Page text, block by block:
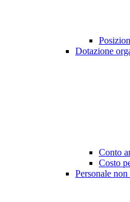
Dotazione
Conto
Costo
Personale